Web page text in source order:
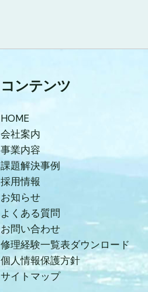
コンテンツ
HOME
会社案内
事業内容
課題解決事例
採用情報
お知らせ
よくある質問
お問い合わせ
修理経験一覧表ダウンロード
個人情報保護方針
サイトマップ